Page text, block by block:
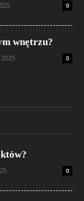
0
wnętrzu?
0
0